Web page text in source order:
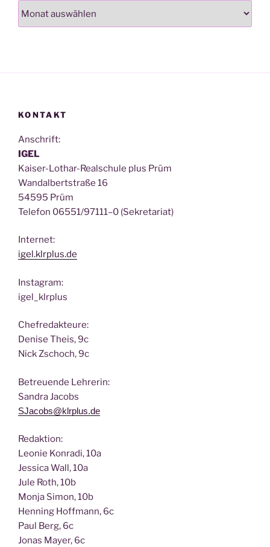
KONTAKT
Anschrift:
IGEL
Kai­ser-Lothar-Real­schu­le plus Prüm
Wan­dal­bert­stra­ße 16
54595 Prüm
Tele­fon 06551/97111–0 (Sekre­ta­ri­at)
Inter­net:
igel.klrplus.de
Insta­gram:
igel_klrplus
Chef­re­dak­teu­re:
Deni­se Theis, 9c
Nick Zscho­ch, 9c
Betreu­en­de Lehrerin:
San­dra Jacobs
SJacobs@klrplus.de
Redak­ti­on:
Leo­nie Kon­ra­di, 10a
Jes­si­ca Wall, 10a
Jule Roth, 10b
Mon­ja Simon, 10b
Hen­ning Hoff­mann, 6c
Paul Berg, 6c
Jonas May­er, 6c